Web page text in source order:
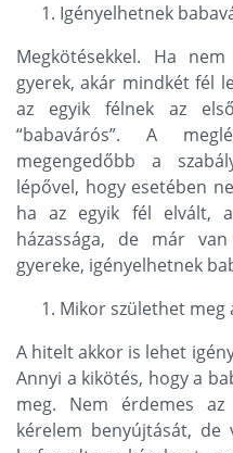
Igényelhetnek
Megkötésekkel. Ha
gyerek, akár mindkét fél
az egyik félnek az
“babavárós”. A
megengedőbb a
lépővel, hogy esetében
ha az egyik fél elvált,
házassága, de már
gyereke, igényelhetnek
Mikor születhet meg
A hitelt akkor is lehet
Annyi a kikötés, hogy a
meg. Nem érdemes
kérelem benyújtását, de